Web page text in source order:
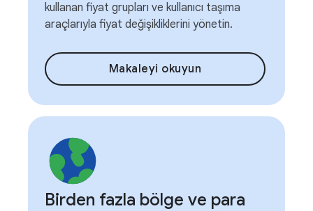
kullanan fiyat grupları ve kullanıcı taşıma
araçlarıyla fiyat değişikliklerini yönetin.
Makaleyi okuyun
Birden fazla bölge ve para